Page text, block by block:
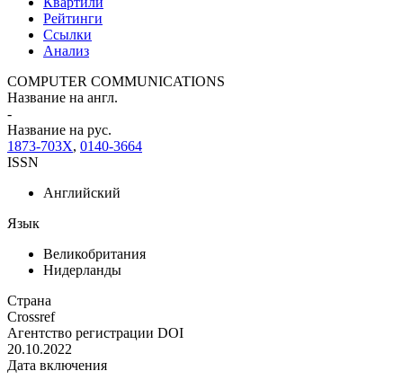
Рейтинги
Ссылки
Анализ
COMPUTER COMMUNICATIONS
Название на англ.
-
Название на рус.
1873-703X, 0140-3664
ISSN
Английский
Язык
Великобритания
Нидерланды
Страна
Crossref
Агентство регистрации DOI
20.10.2022
Дата включения